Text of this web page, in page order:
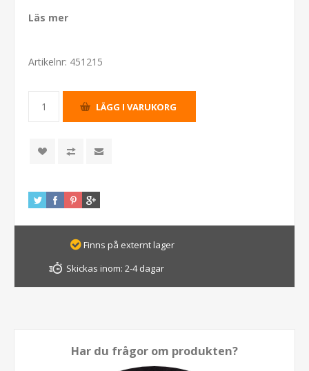
Läs mer
Artikelnr: 451215
Finns på externt lager
Skickas inom: 2-4 dagar
Har du frågor om produkten?